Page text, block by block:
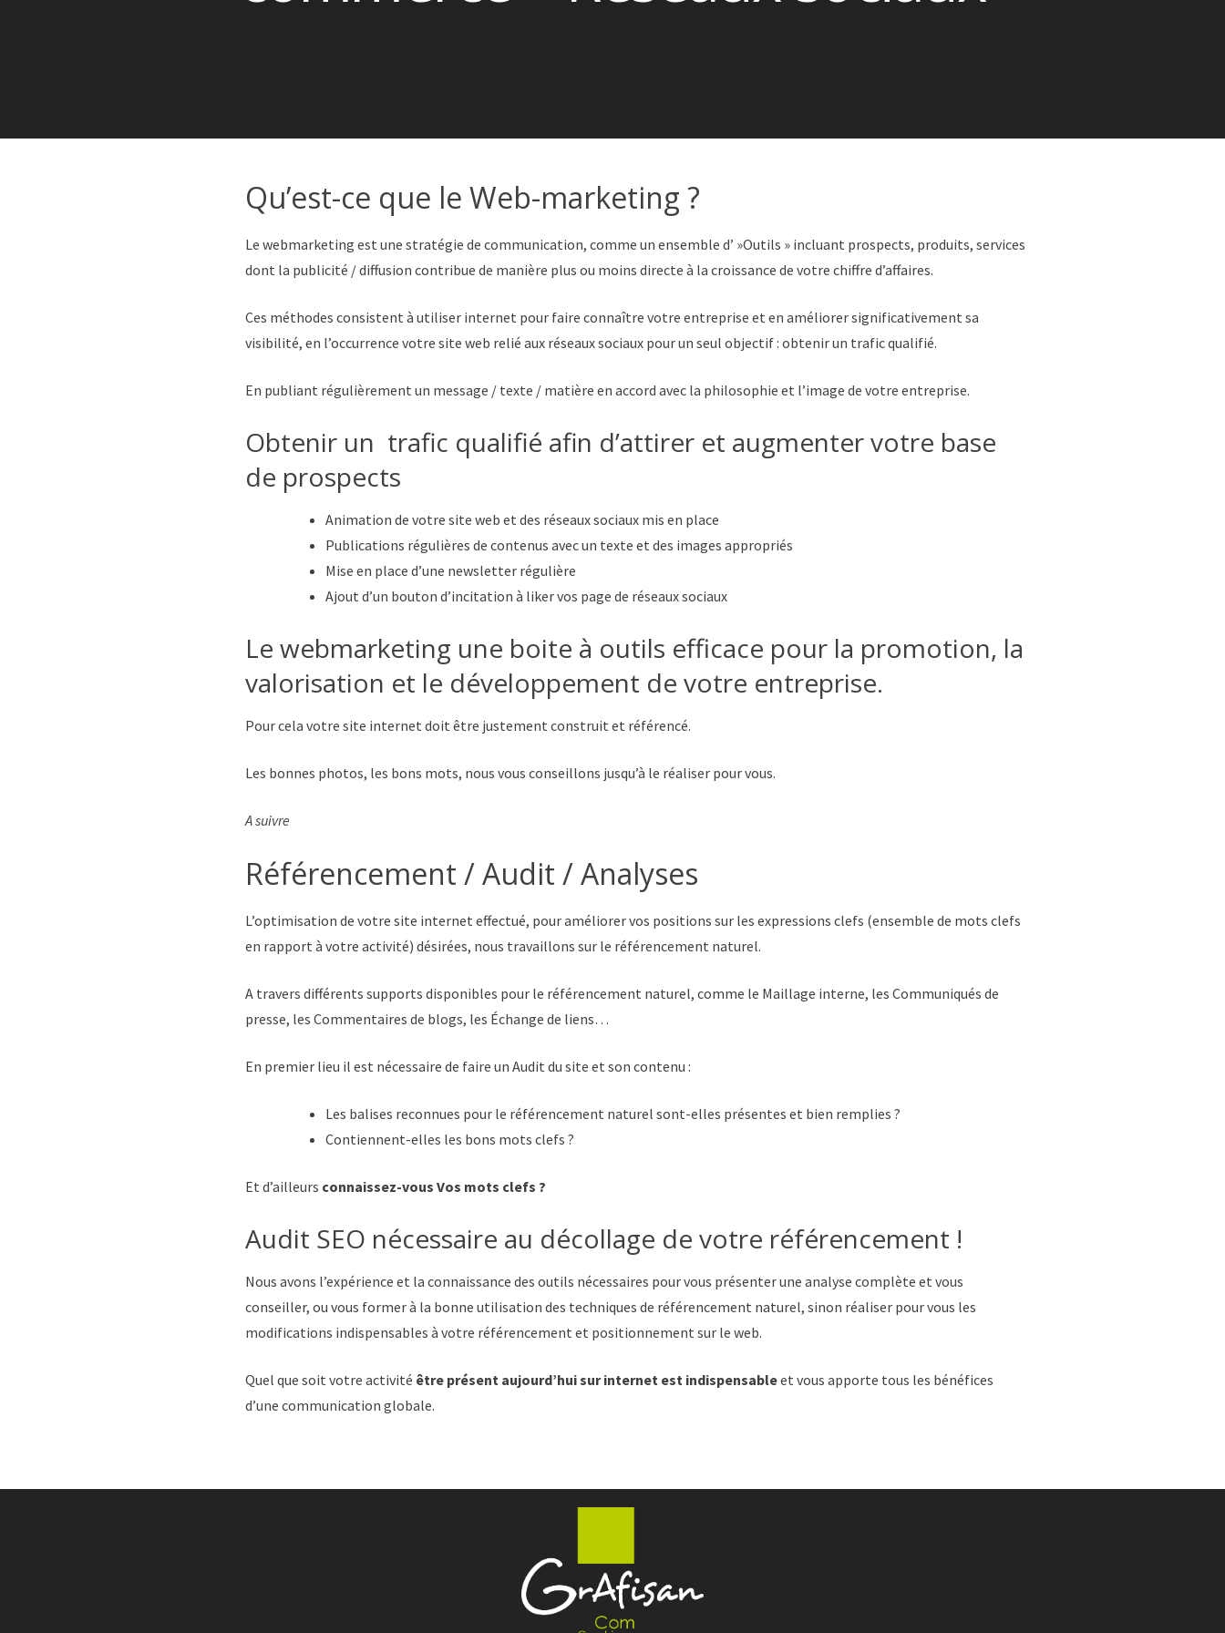
Qu’est-ce que le Web-marketing ?
Le webmarketing est une stratégie de communication, comme un ensemble d’ »Outils » incluant prospects, produits, services
dont la publicité / diffusion contribue de manière plus ou moins directe à la croissance de votre chiffre d’affaires.
Ces méthodes consistent à utiliser internet pour faire connaître votre entreprise et en améliorer significativement sa
visibilité, en l’occurrence votre site web relié aux réseaux sociaux pour un seul objectif : obtenir un trafic qualifié.
En publiant régulièrement un message / texte / matière en accord avec la philosophie et l’image de votre entreprise.
Obtenir un trafic qualifié afin d’attirer et augmenter votre base
de prospects
Animation de votre site web et des réseaux sociaux mis en place
Publications régulières de contenus avec un texte et des images appropriés
Mise en place d’une newsletter régulière
Ajout d’un bouton d’incitation à liker vos page de réseaux sociaux
Le webmarketing une boite à outils efficace pour la promotion, la
valorisation et le développement de votre entreprise.
Pour cela votre site internet doit être justement construit et référencé.
Les bonnes photos, les bons mots, nous vous conseillons jusqu’à le réaliser pour vous.
A suivre
Référencement / Audit / Analyses
L’optimisation de votre site internet effectué, pour améliorer vos positions sur les expressions clefs (ensemble de mots clefs
en rapport à votre activité) désirées, nous travaillons sur le référencement naturel.
A travers différents supports disponibles pour le référencement naturel, comme le Maillage interne, les Communiqués de
presse, les Commentaires de blogs, les Échange de liens…
En premier lieu il est nécessaire de faire un Audit du site et son contenu :
Les balises reconnues pour le référencement naturel sont-elles présentes et bien remplies ?
Contiennent-elles les bons mots clefs ?
Et d’ailleurs connaissez-vous Vos mots clefs ?
Audit SEO nécessaire au décollage de votre référencement !
Nous avons l’expérience et la connaissance des outils nécessaires pour vous présenter une analyse complète et vous
conseiller, ou vous former à la bonne utilisation des techniques de référencement naturel, sinon réaliser pour vous les
modifications indispensables à votre référencement et positionnement sur le web.
Quel que soit votre activité être présent aujourd’hui sur internet est indispensableet vous apporte tous les bénéfices
d’une communication globale.